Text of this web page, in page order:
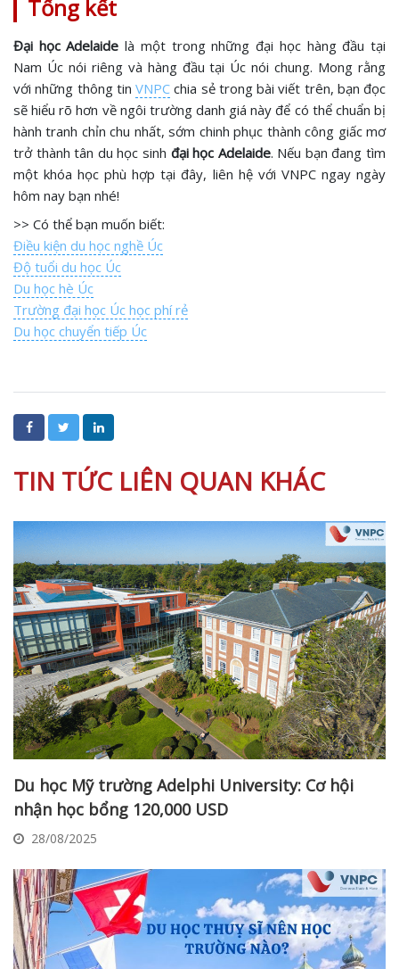
Tổng kết
Đại học Adelaide là một trong những đại học hàng đầu tại
Nam Úc nói riêng và hàng đầu tại Úc nói chung. Mong rằng
với những thông tin VNPC chia sẻ trong bài viết trên, bạn đọc
sẽ hiểu rõ hơn về ngôi trường danh giá này để có thể chuẩn bị
hành tranh chỉn chu nhất, sớm chinh phục thành công giấc mơ
trở thành tân du học sinh đại học Adelaide. Nếu bạn đang tìm
một khóa học phù hợp tại đây, liên hệ với VNPC ngay ngày
hôm nay bạn nhé!
>> Có thể bạn muốn biết:
Điều kiện du học nghề Úc
Độ tuổi du học Úc
Du học hè Úc
Trường đại học Úc học phí rẻ
Du học chuyển tiếp Úc
TIN TỨC LIÊN QUAN KHÁC
Du học Mỹ trường Adelphi University: Cơ hội
nhận học bổng 120,000 USD
28/08/2025